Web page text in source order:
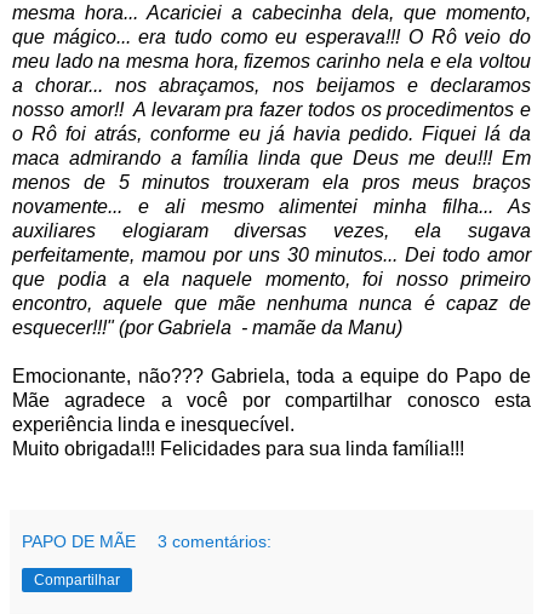
mesma hora... Acariciei a cabecinha dela, que momento,
que mágico... era tudo como eu esperava!!! O Rô veio do
meu lado na mesma hora, fizemos carinho nela e ela voltou
a chorar... nos abraçamos, nos beijamos e declaramos
nosso amor!! A levaram pra fazer todos os procedimentos e
o Rô foi atrás, conforme eu já havia pedido. Fiquei lá da
maca admirando a família linda que Deus me deu!!! Em
menos de 5 minutos trouxeram ela pros meus braços
novamente... e ali mesmo alimentei minha filha... As
auxiliares elogiaram diversas vezes, ela sugava
perfeitamente, mamou por uns 30 minutos... Dei todo amor
que podia a ela naquele momento, foi nosso primeiro
encontro, aquele que mãe nenhuma nunca é capaz de
esquecer!!!" (por Gabriela - mamãe da Manu)
Emocionante, não??? Gabriela, toda a equipe do Papo de
Mãe agradece a você por compartilhar conosco esta
experiência linda e inesquecível.
Muito obrigada!!! Felicidades para sua linda família!!!
PAPO DE MÃE 3 comentários:
Compartilhar